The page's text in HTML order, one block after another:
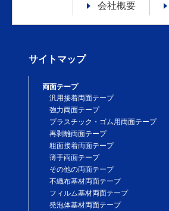
会社概要
サイトマップ
両面テープ
汎用接着両面テープ
強力両面テープ
プラスチック・ゴム用両面テープ
再剥離両面テープ
粗面接着両面テープ
薄手両面テープ
その他の両面テープ
不織布基材両面テープ
フィルム基材両面テープ
発泡体基材両面テープ